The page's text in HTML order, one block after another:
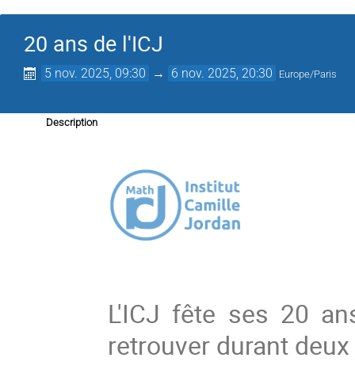
20 ans de l'ICJ
5 nov. 2025, 09:30 → 6 nov. 2025, 20:30 Europe/Paris
Description
L'ICJ fête ses 20
retrouver durant